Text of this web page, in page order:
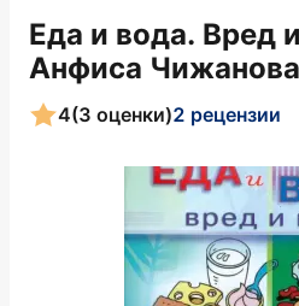
Еда и вода. Вред
Анфиса Чижанова
4(3 оценки)2 рецензии